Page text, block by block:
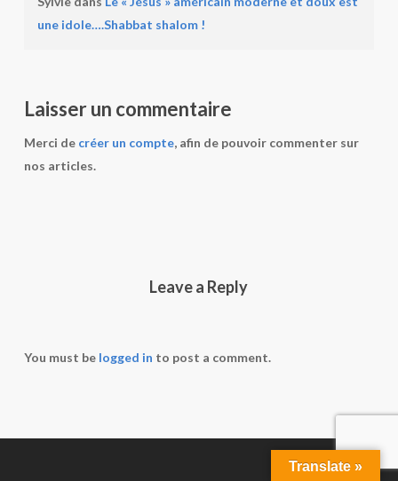
une idole….Shabbat shalom !
Laisser un commentaire
Merci de créer un compte, afin de pouvoir commenter sur
nos articles.
Leave a Reply
You must be logged in to post a comment.
Translate »